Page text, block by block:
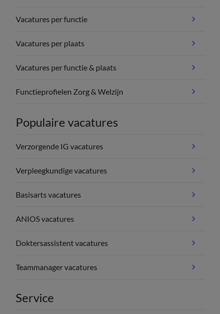
Vacatures per functie
Vacatures per plaats
Vacatures per functie & plaats
Functieprofielen Zorg & Welzijn
Populaire vacatures
Verzorgende IG vacatures
Verpleegkundige vacatures
Basisarts vacatures
ANIOS vacatures
Doktersassistent vacatures
Teammanager vacatures
Service